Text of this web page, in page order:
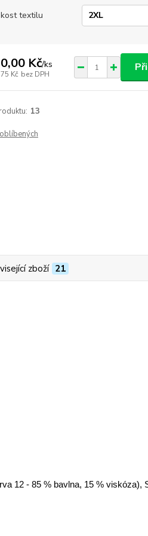
textilu
Kč/ks
Kč bez DPH
13
zboží 21
12 - 85 % bavlna, 15 % viskóza),